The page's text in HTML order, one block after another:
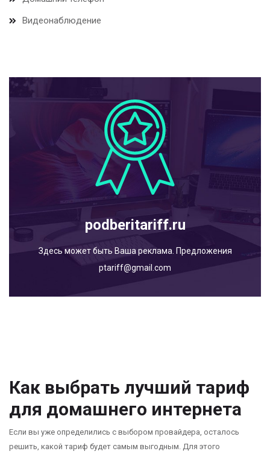
Видеонаблюдение
podberitariff.ru
Здесь может быть Ваша реклама. Предложения
ptariff@gmail.com
Как выбрать лучший тариф
для домашнего интернета
Если вы уже определились с выбором провайдера, осталось
решить, какой тариф будет самым выгодным. Для этого